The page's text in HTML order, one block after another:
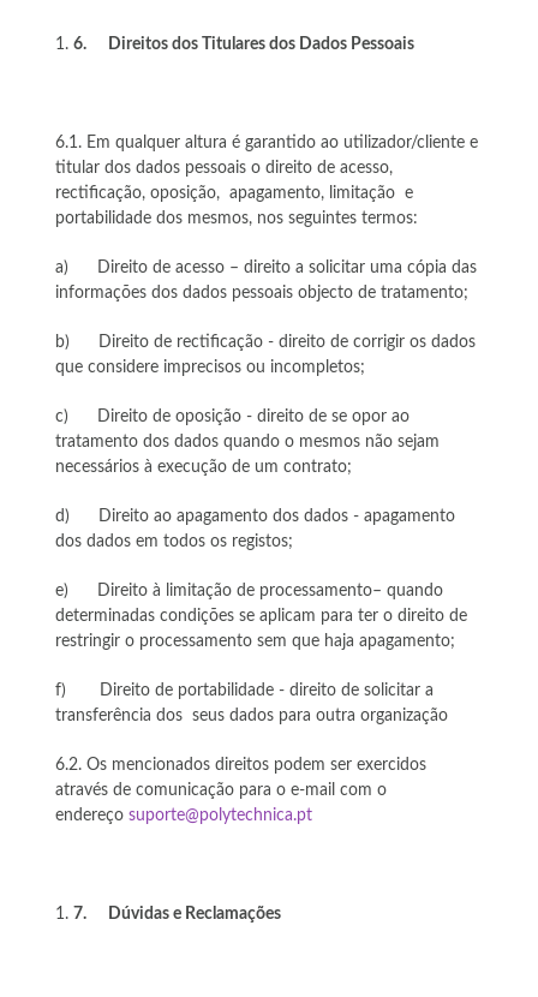
6. Direitos dos Titulares dos Dados Pessoais
6.1. Em qualquer altura é garantido ao utilizador/cliente e
titular dos dados pessoais o direito de acesso,
rectificação, oposição, apagamento, limitação e
portabilidade dos mesmos, nos seguintes termos:
a) Direito de acesso – direito a solicitar uma cópia das
informações dos dados pessoais objecto de tratamento;
b) Direito de rectificação - direito de corrigir os dados
que considere imprecisos ou incompletos;
c) Direito de oposição - direito de se opor ao
tratamento dos dados quando o mesmos não sejam
necessários à execução de um contrato;
d) Direito ao apagamento dos dados - apagamento
dos dados em todos os registos;
e) Direito à limitação de processamento– quando
determinadas condições se aplicam para ter o direito de
restringir o processamento sem que haja apagamento;
f) Direito de portabilidade - direito de solicitar a
transferência dos seus dados para outra organização
6.2. Os mencionados direitos podem ser exercidos
através de comunicação para o e-mail com o
endereço suporte@polytechnica.pt
7. Dúvidas e Reclamações